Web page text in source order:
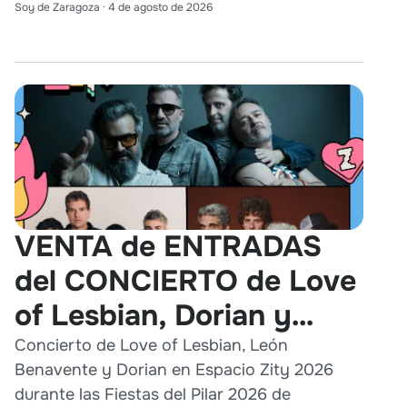
Soy de Zaragoza · 4 de agosto de 2026
VENTA de ENTRADAS
del CONCIERTO de Love
of Lesbian, Dorian y
León Benavente en
Zaragoza 2026
Concierto de Love of Lesbian, León
Benavente y Dorian en Espacio Zity 2026
durante las Fiestas del Pilar 2026 de